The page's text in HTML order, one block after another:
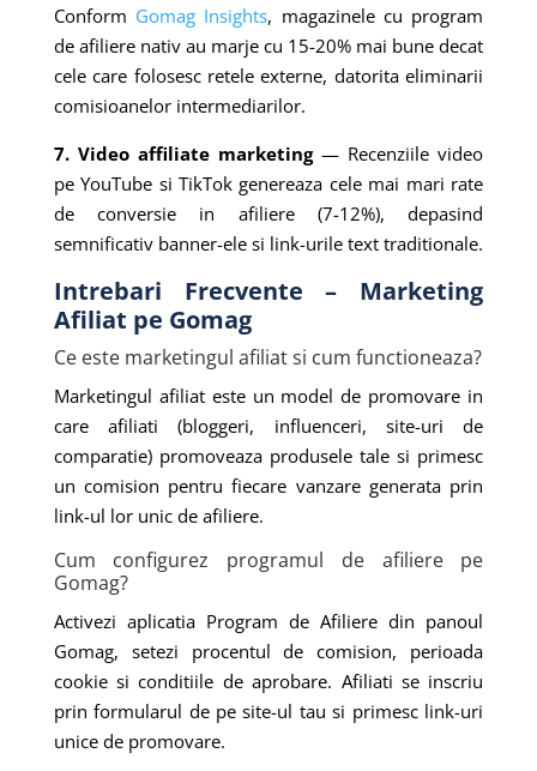
Conform Gomag Insights, magazinele cu program
de afiliere nativ au marje cu 15-20% mai bune decat
cele care folosesc retele externe, datorita eliminarii
comisioanelor intermediarilor.
7. Video affiliate marketing— Recenziile video
pe YouTube si TikTok genereaza cele mai mari rate
de conversie in afiliere (7-12%), depasind
semnificativ banner-ele si link-urile text traditionale.
Intrebari Frecvente – Marketing
Afiliat pe Gomag
Ce este marketingul afiliat si cum functioneaza?
Marketingul afiliat este un model de promovare in
care afiliati (bloggeri, influenceri, site-uri de
comparatie) promoveaza produsele tale si primesc
un comision pentru fiecare vanzare generata prin
link-ul lor unic de afiliere.
Cum configurez programul de afiliere pe
Gomag?
Activezi aplicatia Program de Afiliere din panoul
Gomag, setezi procentul de comision, perioada
cookie si conditiile de aprobare. Afiliati se inscriu
prin formularul de pe site-ul tau si primesc link-uri
unice de promovare.